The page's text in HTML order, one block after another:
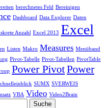
berechnetes Feld Bereinigen
Dashboard Data Explorer Daten
Anzahl Excel 2013 Excel
Listen Makro Measures Menüband
Pivot-Tabelle Pivot-Tabellen PivotTable
Power PivotPower
SUMX SVERWEIS
VBA Video Video2Brain